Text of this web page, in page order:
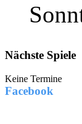
Nächste Spiele
Keine Termine
Facebook